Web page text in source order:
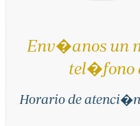
Env�anos un
tel�fono
Horario de